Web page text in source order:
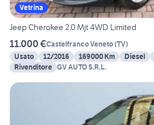
Vetrina
Jeep Cherokee 2.0 Mjt 4WD Limited
11.000 €Castelfranco Veneto(TV)
Usato
12/2016 169000 Km Diesel
Rivenditore GV AUTO S.R.L.